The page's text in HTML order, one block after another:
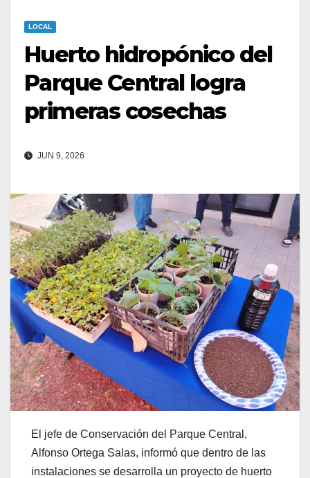
LOCAL
Huerto hidropónico del
Parque Central logra
primeras cosechas
JUN 9, 2026
El jefe de Conservación del Parque Central,
Alfonso Ortega Salas, informó que dentro de las
instalaciones se desarrolla un proyecto de huerto